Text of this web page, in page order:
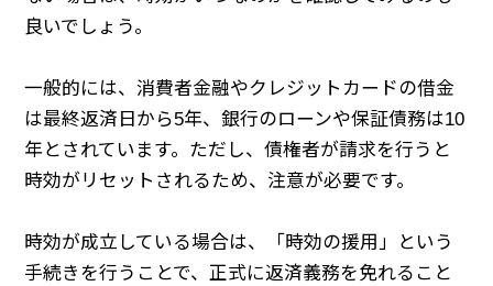
良いでしょう。
一般的には、消費者金融やクレジットカードの借金
は最終返済日から5年、銀行のローンや保証債務は10
年とされています。ただし、債権者が請求を行うと
時効がリセットされるため、注意が必要です。
時効が成立している場合は、「時効の援用」という
手続きを行うことで、正式に返済義務を免れること